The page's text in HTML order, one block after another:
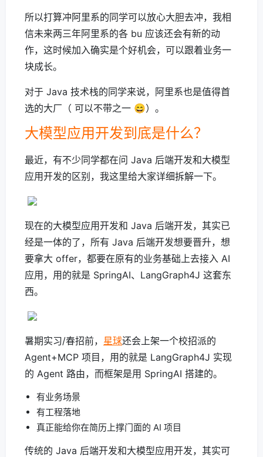
所以打算冲阿里系的同学可以放心大胆去冲，我相
信未来两三年阿里系的各 bu 应该还会有新的动
作，这时候加入确实是个好机会，可以跟着业务一
块成长。
对于 Java 技术栈的同学来说，阿里系也是值得首
选的大厂（ 可以不带之一 😄）。
大模型应用开发到底是什么？
最近，有不少同学都在问 Java 后端开发和大模型
应用开发的区别，我这里给大家详细拆解一下。
现在的大模型应用开发和 Java 后端开发，其实已
经是一体的了，所有 Java 后端开发想要晋升，想
要拿大 offer，都要在原有的业务基础上去接入 AI
应用，用的就是 SpringAI、LangGraph4J 这套东
西。
暑期实习/春招前， 星球还会上架一个校招派的
Agent+MCP 项目，用的就是 LangGraph4J 实现
的 Agent 路由，而框架是用 SpringAI 搭建的。
有业务场景
有工程落地
真正能给你在简历上撑门面的 AI 项目
传统的 Java 后端开发和大模型应用开发，其实可